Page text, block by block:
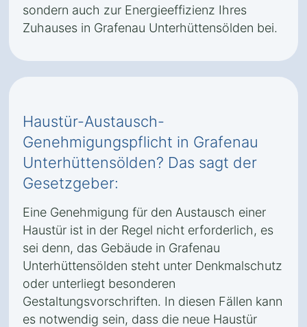
sondern auch zur Energieeffizienz Ihres
Zuhauses in Grafenau Unterhüttensölden bei.
Haustür-Austausch-
Genehmigungspflicht in Grafenau
Unterhüttensölden? Das sagt der
Gesetzgeber:
Eine Genehmigung für den Austausch einer
Haustür ist in der Regel nicht erforderlich, es
sei denn, das Gebäude in Grafenau
Unterhüttensölden steht unter Denkmalschutz
oder unterliegt besonderen
Gestaltungsvorschriften. In diesen Fällen kann
es notwendig sein, dass die neue Haustür